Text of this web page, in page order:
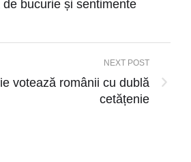
bucurie și sentimente
NEXT POST
votează românii cu dublă
cetățenie